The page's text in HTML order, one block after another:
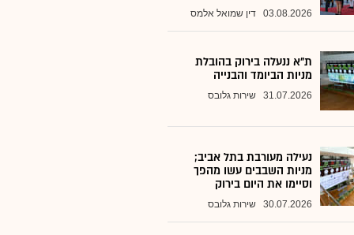
03.08.2026 דין שמואל אלמס
ת"א ננעלה בירוק בהובלת
מניות הביומד והבנייה
31.07.2026 שירות גלובס
נעילה מעורבת בתל אביב;
מניות השבבים עשו מהפך
וסיימו את היום בירוק
30.07.2026 שירות גלובס